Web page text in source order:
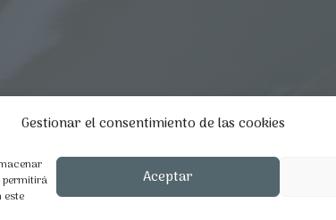
Gestionar el consentimiento de las cookies
permitirá
este
Aceptar